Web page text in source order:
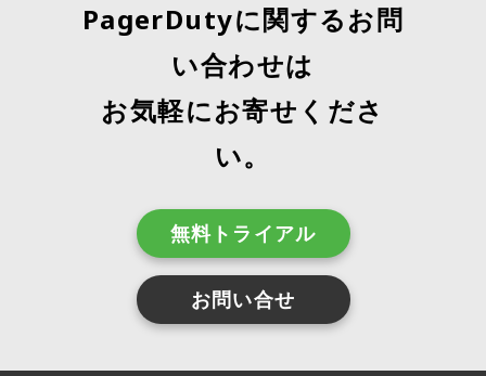
PagerDutyに関するお問
い合わせは
お気軽にお寄せくださ
い。
無料トライアル
お問い合せ